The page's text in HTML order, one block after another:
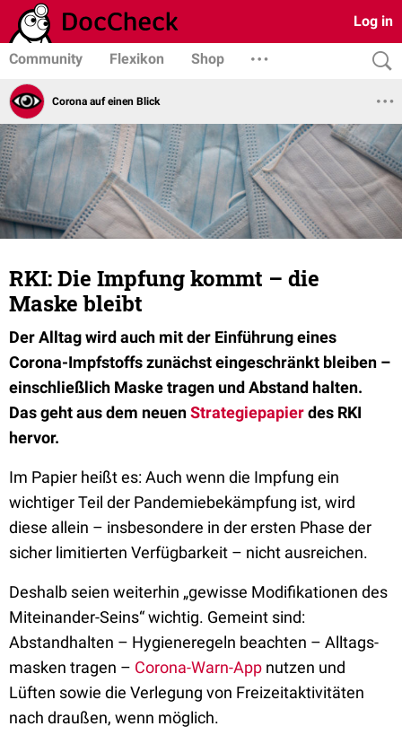
Log in
Community Flexikon Shop
Corona auf einen Blick
RKI: Die Impfung kommt – die
Maske bleibt
Der Alltag wird auch mit der Einführung eines
Corona-Impfstoffs zunächst eingeschränkt bleiben –
einschließlich Maske tragen und Abstand halten.
Das geht aus dem neuenStrategiepapierdes RKI
hervor.
Im Papier heißt es: Auch wenn die Impfung ein
wichtiger Teil der Pandemie­bekämpfung ist, wird
diese allein – insbesondere in der ersten Phase der
sicher limitierten Verfügbar­keit – nicht ausreichen.
Deshalb seien weiterhin „gewisse Modifikationen des
Miteinander-Seins“ wichtig. Gemeint sind:
Abstandhalten – Hygiene­regeln beachten – Alltags­
masken tragen – Corona-Warn-App nutzen und
Lüften sowie die Verlegung von Freizeit­aktivitäten
nach draußen, wenn möglich.